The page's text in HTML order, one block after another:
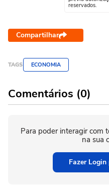
reservados.
Compartilhar
TAGS ECONOMIA
Comentários (0)
Para poder interagir com
na sua
Fazer